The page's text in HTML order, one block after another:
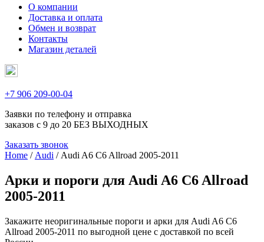
О компании
Доставка и оплата
Обмен и возврат
Контакты
Магазин деталей
+7 906 209-00-04
Заявки по телефону и отправка
заказов с 9 до 20 БЕЗ ВЫХОДНЫХ
Заказать звонок
Home / Audi / Audi A6 C6 Allroad 2005-2011
Арки и пороги для Audi A6 C6 Allroad
2005-2011
Закажите неоригинальные пороги и арки для Audi A6 C6
Allroad 2005-2011 по выгодной цене с доставкой по всей